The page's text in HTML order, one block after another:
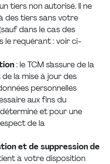
tiers non autorisé. Il ne
des tiers sans votre
dans le cas des
le requérant : voir ci-
: le TCM s’assure de la
la mise à jour des
personnelles
aux fins du
et pour une
de la
et de suppression de
à votre disposition